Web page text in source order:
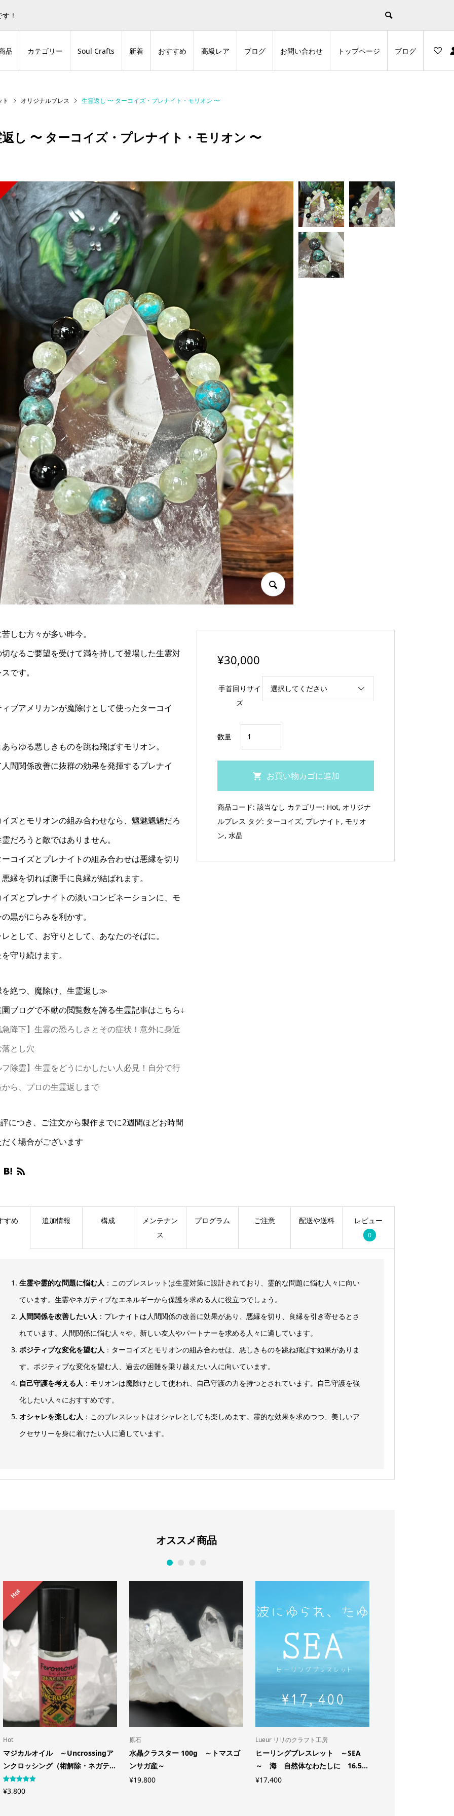
！
品 カテゴリー Soul Crafts 新着 おすすめ 高級レア ブログ お問い合わせ トップページ ブログ
オリジナルブレス 生霊返し 〜 ターコイズ・プレナイト・モリオン 〜
し 〜 ターコイズ・プレナイト・モリオン 〜
しむ方々が多い昨今。
なるご要望を受けて満を持して登場した生霊対
です。
ブアメリカンが魔除けとして使ったターコイ
らゆる悪しきものを跳ね飛ばすモリオン。
間関係改善に抜群の効果を発揮するプレナイ
ズとモリオンの組み合わせなら、魑魅魍魎だろ
だろうと敵ではありません。
コイズとプレナイトの組み合わせは悪縁を切り
縁を切れば勝手に良縁が結ばれます。
ズとプレナイトの淡いコンビネーションに、モ
黒がにらみを利かす。
として、お守りとして、あなたのそばに。
守り続けます。
絶つ、魔除け、生霊返し≫
ブログで不動の閲覧数を誇る生霊記事はこちら↓
降下】生霊の恐ろしさとその症状！意外に身近
とし穴
除霊】生霊をどうにかしたい人必見！自分で行
ら、プロの生霊返しまで
につき、ご注文から製作までに2週間ほどお時間
く場合がございます
¥30,000
手首回りサイ
ズ
数量
返
コ
お買い物カゴに追加
商品コード:該当なし カテゴリー: Hot, オリジナ
ルブレス タグ: ターコイズ, プレナイト , モリオ
ン,水晶
すめ 追加情報 構成
メンテナン
ス
プログラム ご注意 配送や送料 レビュー
0
生霊や霊的な問題に悩む人 ：このブレスレットは生霊対策に設計されており、霊的な問題に悩む人々に向い
ています。生霊やネガティブなエネルギーから保護を求める人に役立つでしょう。
人間関係を改善したい人 ：プレナイトは人間関係の改善に効果があり、悪縁を切り、良縁を引き寄せるとさ
れています。人間関係に悩む人々や、新しい友人やパートナーを求める人々に適しています。
ポジティブな変化を望む人 ：ターコイズとモリオンの組み合わせは、悪しきものを跳ね飛ばす効果がありま
す。ポジティブな変化を望む人、過去の困難を乗り越えたい人に向いています。
自己守護を考える人 ：モリオンは魔除けとして使われ、自己守護の力を持つとされています。自己守護を強
化したい人々におすすめです。
オシャレを楽しむ人 ：このブレスレットはオシャレとしても楽しめます。霊的な効果を求めつつ、美しいア
クセサリーを身に着けたい人に適しています。
オススメ商品
Hot
Hot
マジカルオイル ～Uncrossingア
ンクロッシング（術解除・ネガテ...
2件の利用者
評価に基づ
¥3,800
原石
水晶クラスター 100g ～トマスゴ
ンサガ産～
¥19,800
Lueur リリのクラフト工房
ヒーリングブレスレット ～SEA
～ 海 自然体なわたしに 16.5...
¥17,400
1 2 3 4
イル ～Rueルー
マスクチャーム ～モルダバイ
人工精霊（お祓い・結界）入り
リビアングラス原石 約45g
色庭園グッズとデジタルコンテンツの販売サイトです！